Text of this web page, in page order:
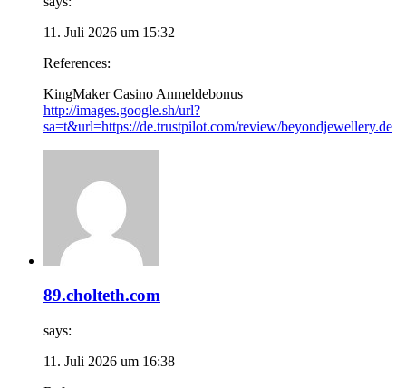
11. Juli 2026 um 15:32
References:
KingMaker Casino Anmeldebonus
http://images.google.sh/url?
sa=t&url=https://de.trustpilot.com/review/beyondjewellery.de
89.cholteth.com
says:
11. Juli 2026 um 16:38